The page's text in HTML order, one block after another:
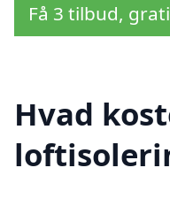
Få 3 tilbud,
Hvad